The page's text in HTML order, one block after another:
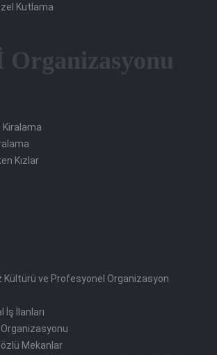
Kutlama
Organizasyonu
Kiralama
Kızlar
Kültürü ve Profesyonel Organizasyon
İş İlanları
Organizasyonu
Mekanlar